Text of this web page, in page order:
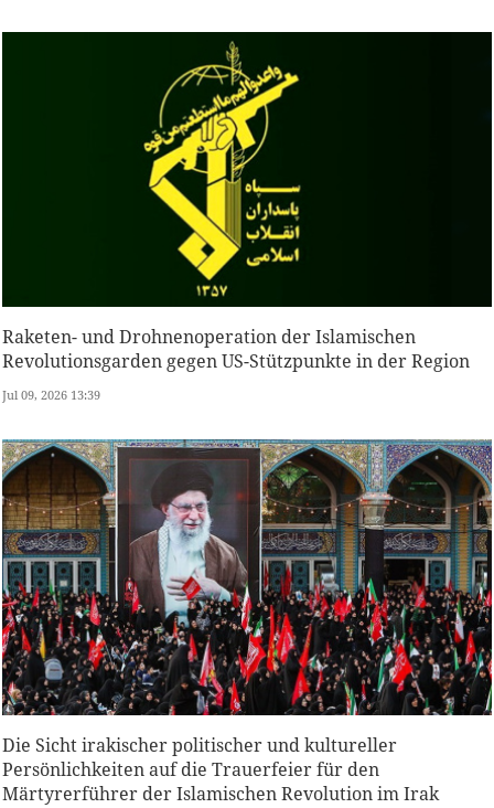
Raketen- und Drohnenoperation der Islamischen
Revolutionsgarden gegen US-Stützpunkte in der Region
Jul 09, 2026 13:39
Die Sicht irakischer politischer und kultureller
Persönlichkeiten auf die Trauerfeier für den
Märtyrerführer der Islamischen Revolution im Irak